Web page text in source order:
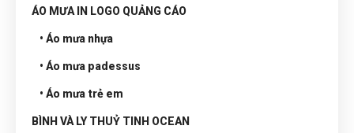
ÁO MƯA IN LOGO QUẢNG CÁO
• Áo mưa nhựa
• Áo mưa padessus
• Áo mưa trẻ em
BÌNH VÀ LY THUỶ TINH OCEAN